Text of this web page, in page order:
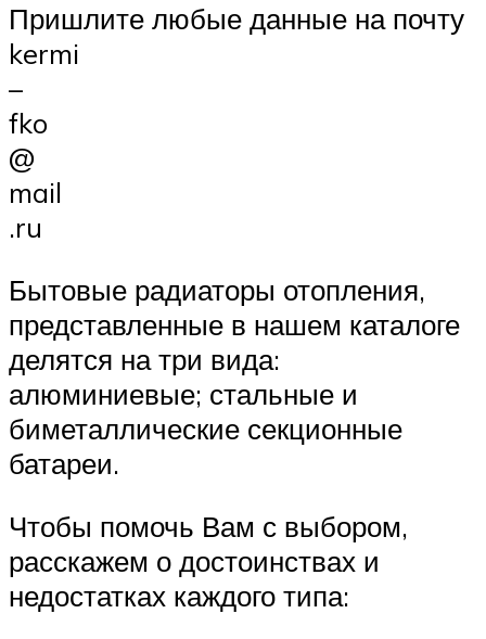
Пришлите любые данные на почту
kermi
–
fko
@
mail
.ru
Бытовые радиаторы отопления,
представленные в нашем каталоге
делятся на три вида:
алюминиевые; стальные и
биметаллические секционные
батареи.
Чтобы помочь Вам с выбором,
расскажем о достоинствах и
недостатках каждого типа: